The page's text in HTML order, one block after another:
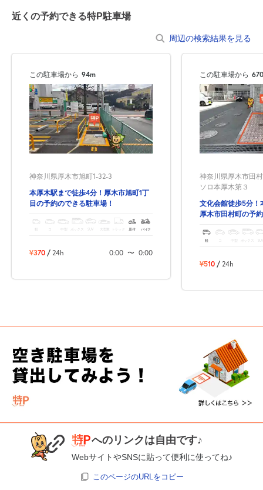
近くの予約できる特P駐車場
周辺の検索結果を見る
この駐車場から 94m
神奈川県厚木市旭町1-32-3
本厚木駅まで徒歩4分！厚木市旭町1丁
目の予約のできる駐車場！
ボックス SUV トラック 原付 バイク
¥370 / 24h 0:00 〜 0:00
この駐車場から
神奈川県厚木市田
ソロ本厚木第３
文化会館徒歩5分！
厚木市田村町の予
軽 中型 ボックス
¥510 / 24h
へのリンクは自由です♪
WebサイトやSNSに貼って便利に使ってね♪
このページのURLをコピー